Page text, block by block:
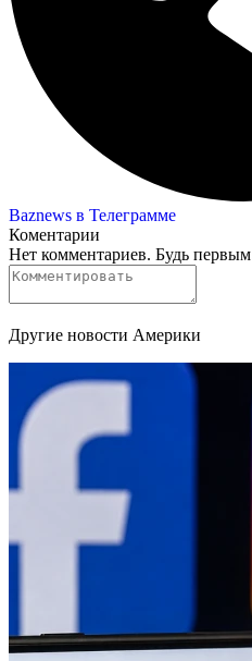
Baznews в Телеграмме
Коментарии
Нет комментариев. Будь первым
Другие новости Америки